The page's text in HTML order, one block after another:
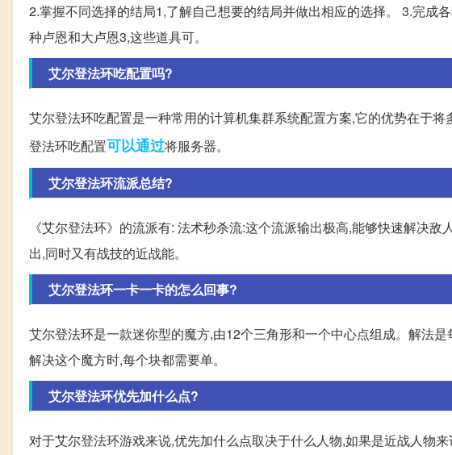
2.掌握不同选择的结局1,了解自己想要的结局并做出相应的选择。 3.完成
种卢恩和大卢恩3,这些道具可。
艾尔登法环吃配置吗?
艾尔登法环吃配置是一种常用的计算机集群系统配置方案,它的优势在于
登法环吃配置可以通过将服务器。
艾尔登法环流派总结?
《艾尔登法环》的流派有: 法术秒杀流:这个流派输出极高,能够快速解决
出,同时又有战技的近战能。
艾尔登法环一卡一卡的怎么回事?
艾尔登法环是一款迷你型的魔方,由12个三角形和一个中心点组成。解法
解决这个魔方时,每个块都需要单。
艾尔登法环优先加什么点?
对于艾尔登法环游戏来说,优先加什么点取决于什么人物,如果是近战人物